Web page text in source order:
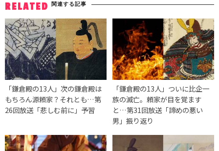
RELATED 関連する記事
「鎌倉殿の13人」次の鎌倉殿は
もちろん源頼家？それとも…第
26回放送「悲しむ前に」予習
「鎌倉殿の13人」ついに比企一
族の滅亡。頼家が目を覚ます
と…第31回放送「諦めの悪い
男」振り返り